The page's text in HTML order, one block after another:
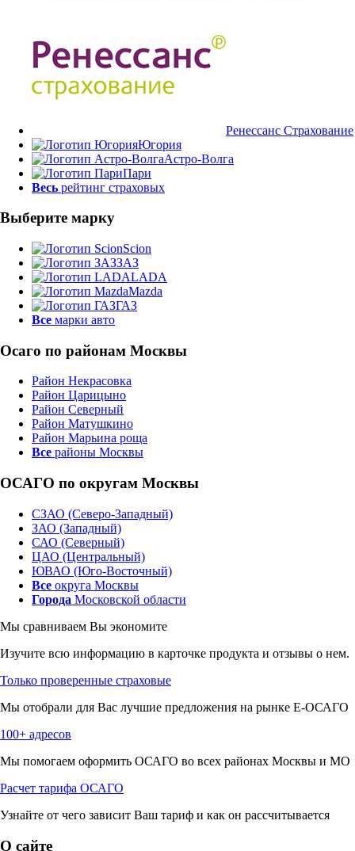
Ренессанс Страхование
Югория
Астро-Волга
Пари
Весь рейтинг страховых
Выберите марку
Scion
ЗАЗ
LADA
Mazda
ГАЗ
Все марки авто
Осаго по районам Москвы
Район Некрасовка
Район Царицыно
Район Северный
Район Матушкино
Район Марьина роща
Все районы Москвы
ОСАГО по округам Москвы
СЗАО (Северо-Западный)
ЗАО (Западный)
САО (Северный)
ЦАО (Центральный)
ЮВАО (Юго-Восточный)
Все округа Москвы
Города Московской области
Мы сравниваем Вы экономите
Изучите всю информацию в карточке продукта и отзывы о нем.
Только проверенные страховые
Мы отобрали для Вас лучшие предложения на рынке Е-ОСАГО
100+ адресов
Мы помогаем оформить ОСАГО во всех районах Москвы и МО
Расчет тарифа ОСАГО
Узнайте от чего зависит Ваш тариф и как он рассчитывается
О сайте